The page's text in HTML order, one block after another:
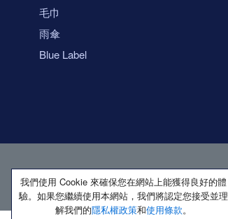
毛巾
雨傘
Blue Label
我們使用 Cookie 來確保您在網站上能獲得良好的體
驗。如果您繼續使用本網站，我們將認定您接受並理
解我們的隱私權政策和使用條款。